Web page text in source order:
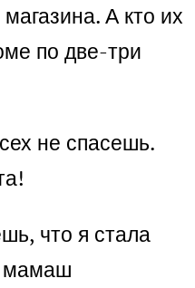
А кто их
по две-три
не спасешь.
что я стала
мамаш